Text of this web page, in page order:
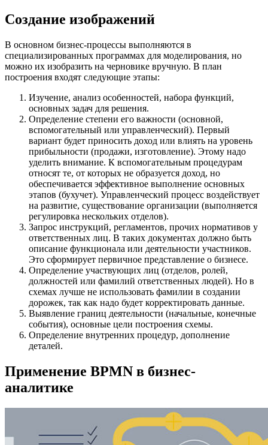
Создание изображений
В основном бизнес-процессы выполняются в
специализированных программах для моделирования, но
можно их изобразить на черновике вручную. В план
построения входят следующие этапы:
Изучение, анализ особенностей, набора функций,
основных задач для решения.
Определение степени его важности (основной,
вспомогательный или управленческий). Первый
вариант будет приносить доход или влиять на уровень
прибыльности (продажи, изготовление). Этому надо
уделить внимание. К вспомогательным процедурам
относят те, от которых не образуется доход, но
обеспечивается эффективное выполнение основных
этапов (бухучет). Управленческий процесс воздействует
на развитие, существование организации (выполняется
регулировка нескольких отделов).
Запрос инструкций, регламентов, прочих нормативов у
ответственных лиц. В таких документах должно быть
описание функционала или деятельности участников.
Это сформирует первичное представление о бизнесе.
Определение участвующих лиц (отделов, ролей,
должностей или фамилий ответственных людей). Но в
схемах лучше не использовать фамилии в создании
дорожек, так как надо будет корректировать данные.
Выявление границ деятельности (начальные, конечные
события), основные цели построения схемы.
Определение внутренних процедур, дополнение
деталей.
Применение BPMN в бизнес-
аналитике